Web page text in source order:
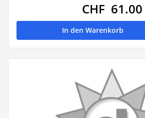
CHF 61.00
In den Warenkorb